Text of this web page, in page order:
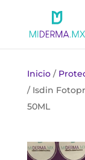
Inicio/
/ Isdin
50ML